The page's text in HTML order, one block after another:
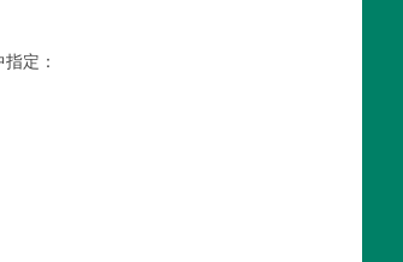
定：